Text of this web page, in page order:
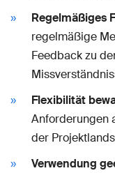
Regelmäßiges
regelmäßige
Feedback zu
Flexibilität
Anforderungen
der
Verwendung